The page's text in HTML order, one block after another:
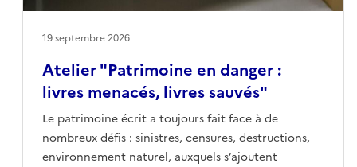
Atelier "Patrimoine en danger :
livres menacés, livres sauvés"
Le patrimoine écrit a toujours fait face à de
nombreux défis : sinistres, censures, destructions,
environnement naturel, auxquels s’ajoutent
19 septembre 2026